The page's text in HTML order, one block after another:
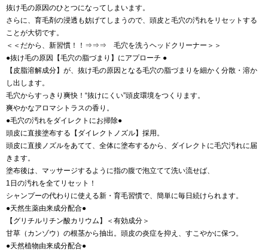
抜け毛の原因のひとつになってしまいます。
さらに、育毛剤の浸透も妨げてしまうので、頭皮と毛穴の汚れをリセットする
ことが大切です。
＜＜だから、新習慣！！⇒⇒⇒ 毛穴を洗うヘッドクリーナー＞＞
●抜け毛の原因【毛穴の脂づまり】にアプローチ ●
【皮脂溶解成分】が、抜け毛の原因となる毛穴の脂づまりを細かく分散・溶か
し出します。
毛穴からすっきり爽快！“抜けにくい”頭皮環境をつくります。
爽やかなアロマシトラスの香り。
●毛穴の汚れをダイレクトにお掃除●
頭皮に直接塗布する【ダイレクトノズル】採用。
頭皮に直接ノズルをあてて、全体に塗布するから、ダイレクトに毛穴汚れに届
きます。
塗布後は、マッサージするように指の腹で泡立てて洗い流せば、
1日の汚れを全てリセット！
シャンプーの代わりに使える新・育毛習慣で、簡単に毎日続けられます。
●天然生薬由来成分配合●
【グリチルリチン酸カリウム】＜有効成分＞
甘草（カンゾウ）の根茎から抽出。頭皮の炎症を抑え、すこやかに保つ。
●天然植物由来成分配合●